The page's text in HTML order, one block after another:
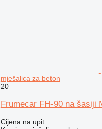
mješalica za beton
20
Frumecar FH-90 na šasiji
Cijena na upit